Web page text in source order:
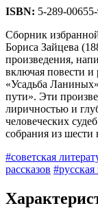
ISBN: 5-289-
Сборник
Бориса Зайцева
произведения,
включая повести и
«Усадьба
пути». Эти
лиричностью и
человеческих
собрания из шести
#советская
рассказов #русская